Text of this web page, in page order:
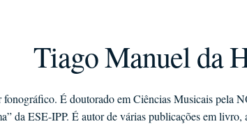
Tiago Manuel da
É doutorado em Ciências Musicais
da ESE-IPP. É autor de várias publicações em